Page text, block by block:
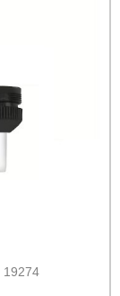
19274